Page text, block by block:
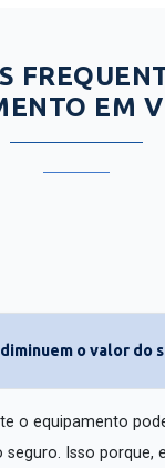
EM
o valor do
o equipamento
Isso porque,